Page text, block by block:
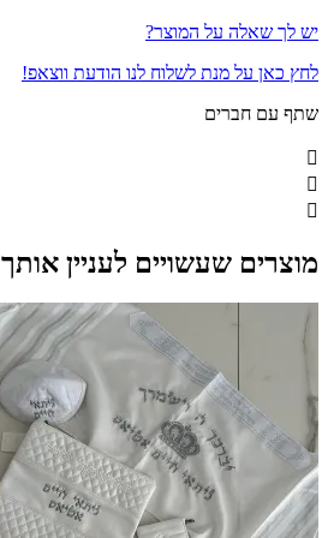
יש לך שאלה על המוצר?
לחץ כאן על מנת לשלוח לנו הודעת ווצאפ!
שתף עם חברים
מוצרים שעשויים לעניין אותך